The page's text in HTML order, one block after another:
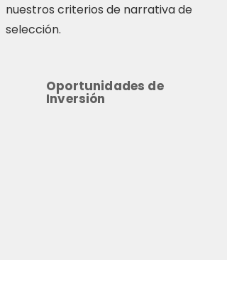
nuestros criterios de narrativa de
selección.
Oportunidades de
Inversión